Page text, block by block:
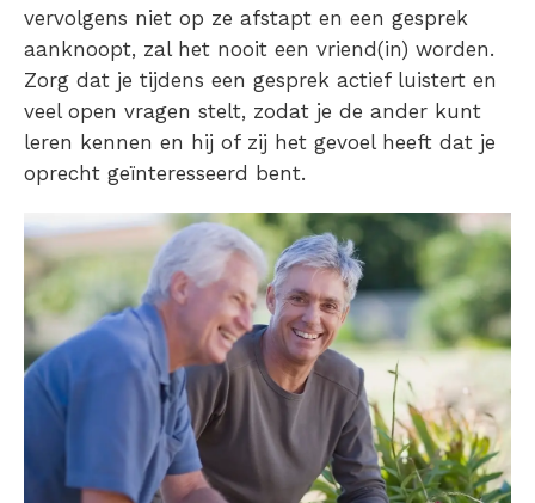
vervolgens niet op ze afstapt en een gesprek
aanknoopt, zal het nooit een vriend(in) worden.
Zorg dat je tijdens een gesprek actief luistert en
veel open vragen stelt, zodat je de ander kunt
leren kennen en hij of zij het gevoel heeft dat je
oprecht geïnteresseerd bent.